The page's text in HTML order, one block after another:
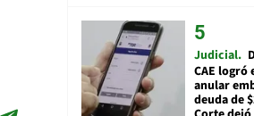
Judicial
CAE logró
anular
deuda de